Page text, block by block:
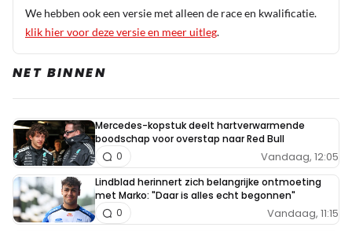
We hebben ook een versie met alleen de race en kwalificatie.
klik hier voor deze versie en meer uitleg.
NET BINNEN
Mercedes-kopstuk deelt hartverwarmende
boodschap voor overstap naar Red Bull
Vandaag, 12:05
0
Lindblad herinnert zich belangrijke ontmoeting
met Marko: "Daar is alles echt begonnen"
Vandaag, 11:15
0